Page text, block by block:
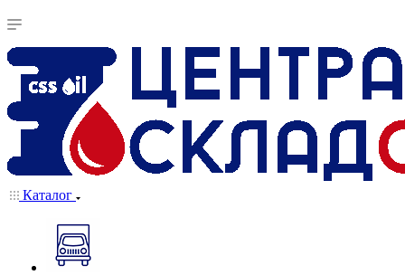
Каталог